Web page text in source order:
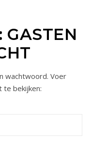
GASTEN
wachtwoord. Voer
te bekijken: